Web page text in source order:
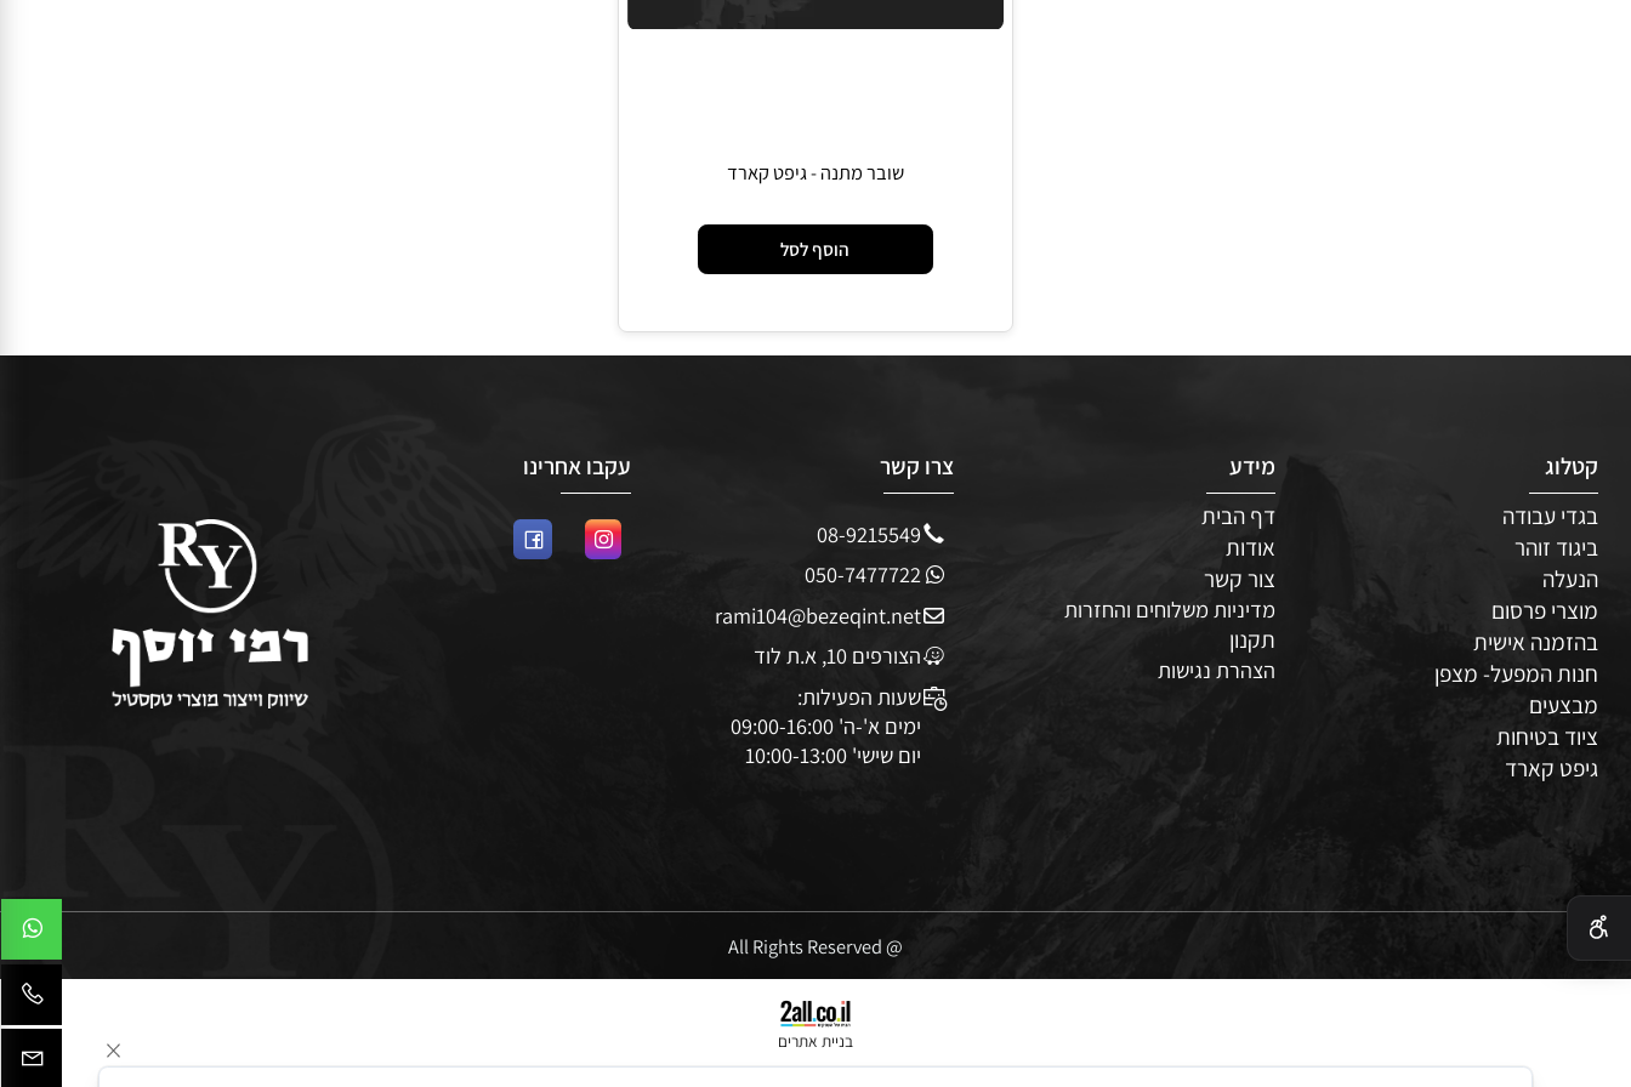
הוסף לסל
עבודה
זוהר
פרסום
אישית
המפעל- מצפן
דף הבית
צור קשר
מדיניות משלוחים והחזרות
08-9215549
050-7477722
rami104@bezeqint.net
הצורפים 10, א.ת לוד
שעות הפעילות: